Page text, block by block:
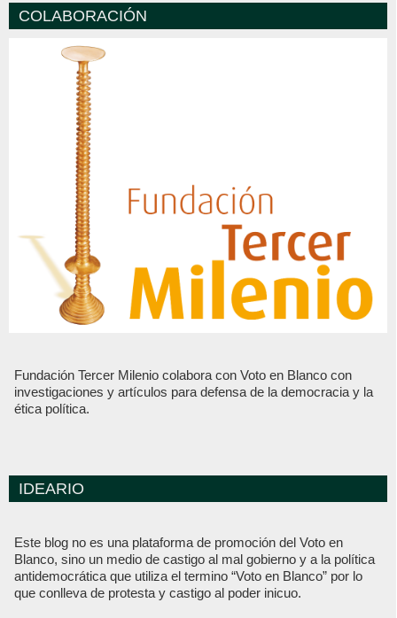
COLABORACIÓN
Fundación Tercer Milenio colabora con Voto en Blanco con
investigaciones y artículos para defensa de la democracia y la
ética política.
IDEARIO
Este blog no es una plataforma de promoción del Voto en
Blanco, sino un medio de castigo al mal gobierno y a la política
antidemocrática que utiliza el termino “Voto en Blanco” por lo
que conlleva de protesta y castigo al poder inicuo.